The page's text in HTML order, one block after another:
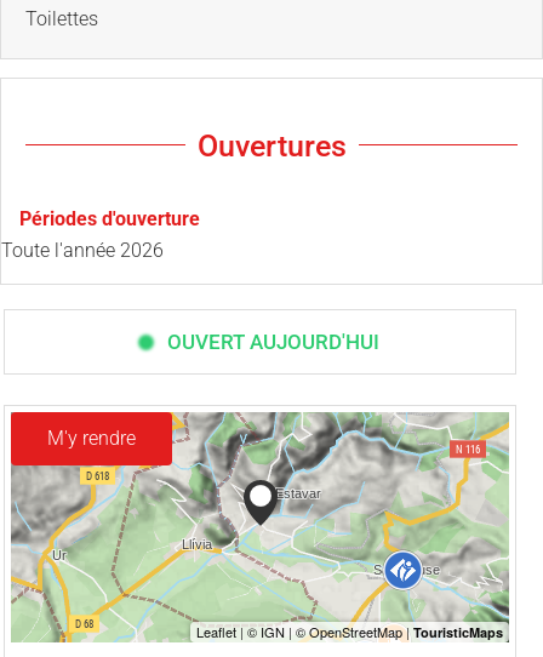
Toilettes
Ouvertures
Périodes d'ouverture
Toute l'année 2026
OUVERT AUJOURD'HUI
M'y rendre